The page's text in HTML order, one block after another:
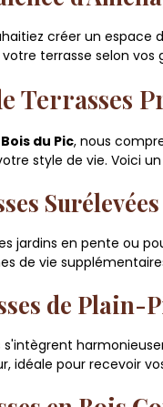
créer un espace
terrasse selon
Terrasses
du Pic, nous
style de vie. Voici
Surélevées
jardins en pente ou
de vie
de Plain-
s'intègrent
idéale pour recevoir